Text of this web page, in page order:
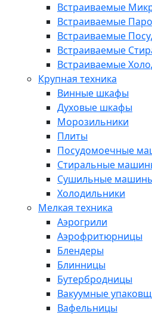
Встраиваемые
Встраиваемые
Встраиваемые
Встраиваемые
Встраиваемые
Крупная техника
Винные шкафы
Духовые шкафы
Морозильники
Плиты
Посудомоечные
Стиральные
Сушильные
Холодильники
Мелкая техника
Аэрогрили
Аэрофритюрницы
Блендеры
Блинницы
Бутербродницы
Вакуумные
Вафельницы